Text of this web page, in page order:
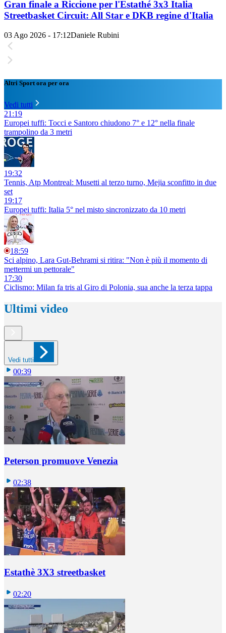
Gran finale a Riccione per l'Estathé 3x3 Italia
Streetbasket Circuit: All Star e DKB regine d'Italia
03 Ago 2026 - 17:12Daniele Rubini
Altri Sport ora per ora
Vedi tutti
21:19
Europei tuffi: Tocci e Santoro chiudono 7° e 12° nella finale
trampolino da 3 metri
19:32
Tennis, Atp Montreal: Musetti al terzo turno, Mejia sconfitto in due
set
19:17
Europei tuffi: Italia 5° nel misto sincronizzato da 10 metri
18:59
Sci alpino, Lara Gut-Behrami si ritira: "Non è più il momento di
mettermi un pettorale"
17:30
Ciclismo: Milan fa tris al Giro di Polonia, sua anche la terza tappa
Ultimi video
Vedi tutti
00:39
Peterson promuove Venezia
02:38
Estathè 3X3 streetbasket
02:20